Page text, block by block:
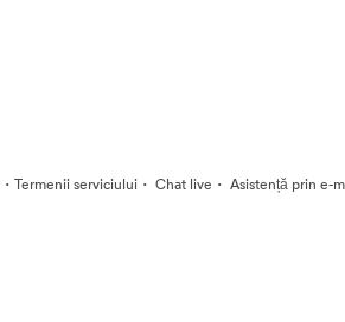
· Termenii serviciului · Chat live · Asistență prin e-